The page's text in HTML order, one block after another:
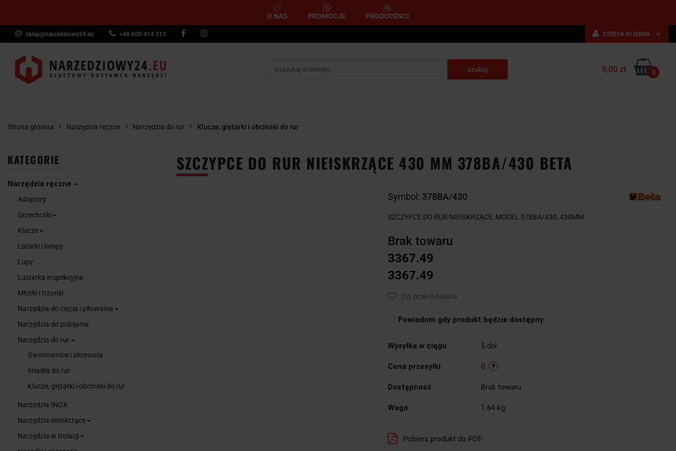
O NAS PROMOCJE PRODUCENCI
sklep@narzedziowy24.eu +48 600 414 313 STREFA KLIENTA
Zaloguj się
Zarejestruj się
0,00 zł 0
Narzędzia ręczne Narzędzia pomiarowe Narzędzia pneumatyczne
Narzędzia dynamometryczne Narzędzia skrawające
Strona główna Narzędzia ręczne Narzędzia do rur Klucze, giętarki i obcinaki do rur
KATEGORIE
Narzędzia ręczne
Adaptery
Grzechotki
Klucze
Latarki i lampy
Lupy
Lusterka inspekcyjne
Młotki i trzonki
Narzędzia do cięcia i piłowania
Narzędzia do pobijania
Narzędzia do rur
Gwintownice i akcesoria
Imadła do rur
Klucze, giętarki i obcinaki do rur
Narzędzia INOX
Narzędzia nieiskrzące
Narzędzia w izolacji
SZCZYPCE DO RUR NIEISKRZĄCE 430 MM 378BA/430 BETA
Symbol: 378BA/430
SZCZYPCE DO RUR NIEISKRZĄCE, MODEL 378BA/430, 430MM
Brak towaru
3367.49
3367.49
Do przechowalni
Powiadom gdy produkt będzie dostępny
Wysyłka w ciągu 5 dni
Cena przesyłki 0
Dostępność Brak towaru
Waga 1.64 kg
Pobierz produkt do PDF